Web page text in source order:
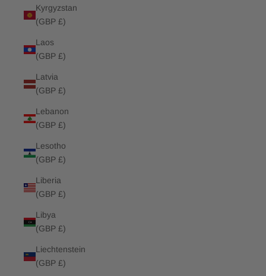
Kyrgyzstan
(GBP £)
Laos
(GBP £)
Latvia
(GBP £)
Lebanon
(GBP £)
Lesotho
(GBP £)
Liberia
(GBP £)
Libya
(GBP £)
Liechtenstein
(GBP £)